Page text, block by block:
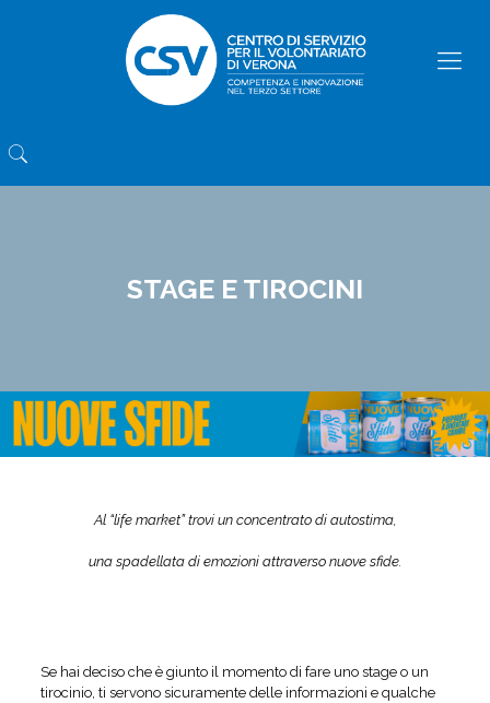
STAGE E TIROCINI
Al “life market” trovi un concentrato di autostima,
una spadellata di emozioni attraverso nuove sfide.
Se hai deciso che è giunto il momento di fare uno stage o un
tirocinio, ti servono sicuramente delle informazioni e qualche